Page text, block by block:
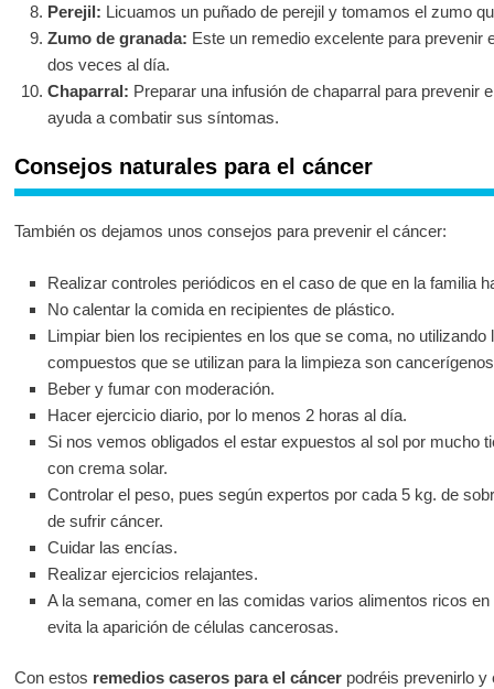
Perejil: Licuamos un puñado de perejil y tomamos el zumo
Zumo de granada: Este un remedio excelente para prevenir
dos veces al día.
Chaparral: Preparar una infusión de chaparral para prevenir
ayuda a combatir sus síntomas.
Consejos naturales para el cáncer
También os dejamos unos consejos para prevenir el cáncer:
Realizar controles periódicos en el caso de que en la familia
No calentar la comida en recipientes de plástico.
Limpiar bien los recipientes en los que se coma, no
compuestos que se utilizan para la limpieza son
Beber y fumar con moderación.
Hacer ejercicio diario, por lo menos 2 horas al día.
Si nos vemos obligados el estar expuestos al sol por mucho
con crema solar.
Controlar el peso, pues según expertos por cada 5 kg. de
de sufrir cáncer.
Cuidar las encías.
Realizar ejercicios relajantes.
A la semana, comer en las comidas varios alimentos ricos
evita la aparición de células cancerosas.
Con estos remedios caseros para el cáncerpodréis prevenirlo y